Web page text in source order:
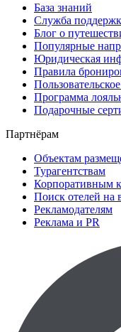
База знаний
Служба
Блог о
Популярные
Юридическая
Правила
Программа
Подарочные
Партнёрам
Объектам
Турагентствам
Корпоративным
Поиск отелей на
Рекламодателям
Реклама и PR